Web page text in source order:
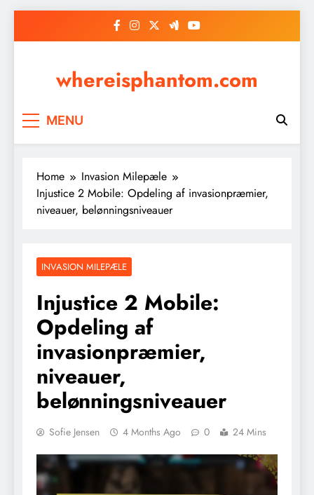
whereisphantom.com
MENU
Home
Invasion Milepæle
Injustice 2 Mobile: Opdeling af invasionpræmier,
niveauer, belønningsniveauer
INVASION MILEPÆLE
Injustice 2 Mobile:
Opdeling af
invasionpræmier,
niveauer,
belønningsniveauer
Sofie Jensen 4 Months Ago 0 24 Mins